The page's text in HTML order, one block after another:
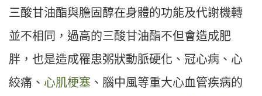
三酸甘油酯與膽固醇在身體的功能及代謝機轉
並不相同，過高的三酸甘油酯不但會造成肥
胖，也是造成罹患粥狀動脈硬化、冠心病、心
絞痛、 心肌梗塞 、腦中風等重大心血管疾病的